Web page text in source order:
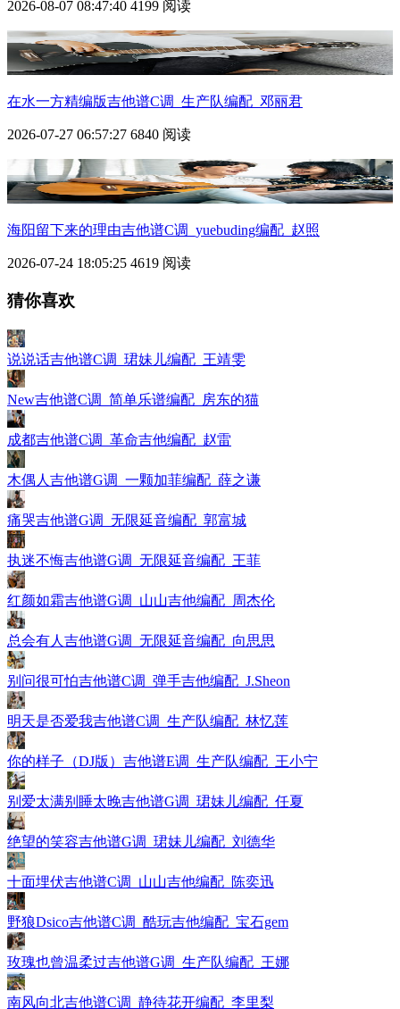
2026-08-07 08:47:40 4199 阅读
在水一方精编版吉他谱C调_生产队编配_邓丽君
2026-07-27 06:57:27 6840 阅读
海阳留下来的理由吉他谱C调_yuebuding编配_赵照
2026-07-24 18:05:25 4619 阅读
猜你喜欢
说说话吉他谱C调_珺妹儿编配_王靖雯
New吉他谱C调_简单乐谱编配_房东的猫
成都吉他谱C调_革命吉他编配_赵雷
木偶人吉他谱G调_一颗加菲编配_薛之谦
痛哭吉他谱G调_无限延音编配_郭富城
执迷不悔吉他谱G调_无限延音编配_王菲
红颜如霜吉他谱G调_山山吉他编配_周杰伦
总会有人吉他谱G调_无限延音编配_向思思
别问很可怕吉他谱C调_弹手吉他编配_J.Sheon
明天是否爱我吉他谱C调_生产队编配_林忆莲
你的样子（DJ版）吉他谱E调_生产队编配_王小宁
别爱太满别睡太晚吉他谱G调_珺妹儿编配_任夏
绝望的笑容吉他谱G调_珺妹儿编配_刘德华
十面埋伏吉他谱C调_山山吉他编配_陈奕迅
野狼Dsico吉他谱C调_酷玩吉他编配_宝石gem
玫瑰也曾温柔过吉他谱G调_生产队编配_王娜
南风向北吉他谱C调_静待花开编配_李里梨